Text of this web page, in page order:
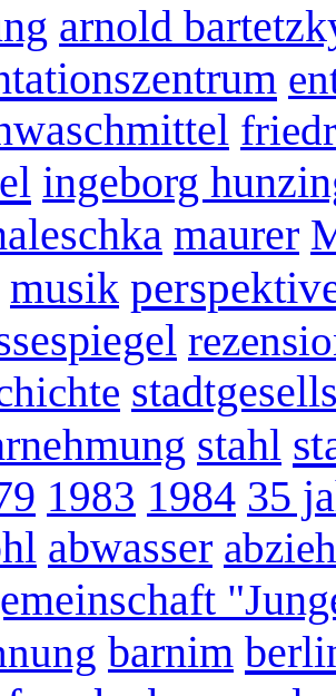
arnold
ingeborg
maurer
musik
stahl
1983 1984 35
abwasser
barnim